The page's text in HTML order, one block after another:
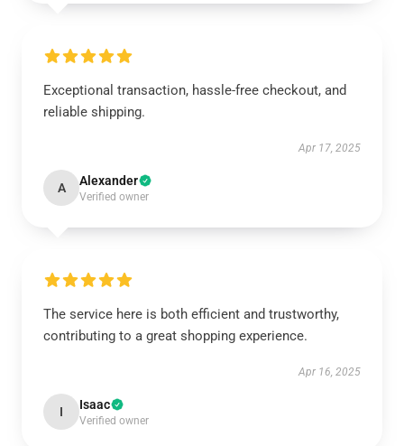
Exceptional transaction, hassle-free checkout, and
reliable shipping.
Apr 17, 2025
A Alexander
Verified owner
The service here is both efficient and trustworthy,
contributing to a great shopping experience.
Apr 16, 2025
I Isaac
Verified owner